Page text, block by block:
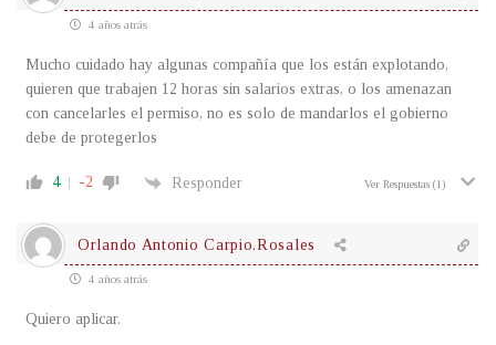
4 años atrás
Mucho cuidado hay algunas compañía que los están explotando,
quieren que trabajen 12 horas sin salarios extras, o los amenazan
con cancelarles el permiso, no es solo de mandarlos el gobierno
debe de protegerlos
4 -2 Responder Ver Respuestas (1)
Orlando Antonio Carpio.Rosales
4 años atrás
Quiero aplicar.